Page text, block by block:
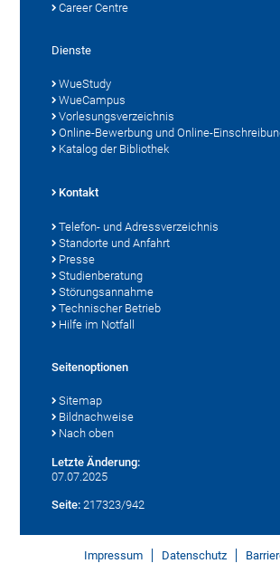
Career Centre
Dienste
WueStudy
WueCampus
Vorlesungsverzeichnis
Online-Bewerbung und Online-
Katalog der Bibliothek
Kontakt
Telefon- und Adressverzeichnis
Standorte und Anfahrt
Presse
Studienberatung
Störungsannahme
Technischer Betrieb
Hilfe im Notfall
Seitenoptionen
Sitemap
Bildnachweise
Nach oben
Letzte Änderung:
07.07.2025
Seite: 217323/942
Impressum Datenschutz